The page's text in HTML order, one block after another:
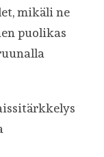
mikäli ne
puolikas